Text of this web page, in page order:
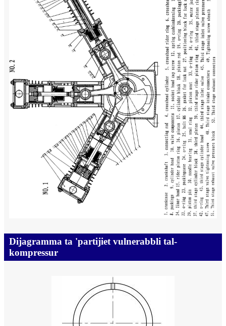
Dijagramma ta 'partijiet vulnerabbli tal-
kompressur